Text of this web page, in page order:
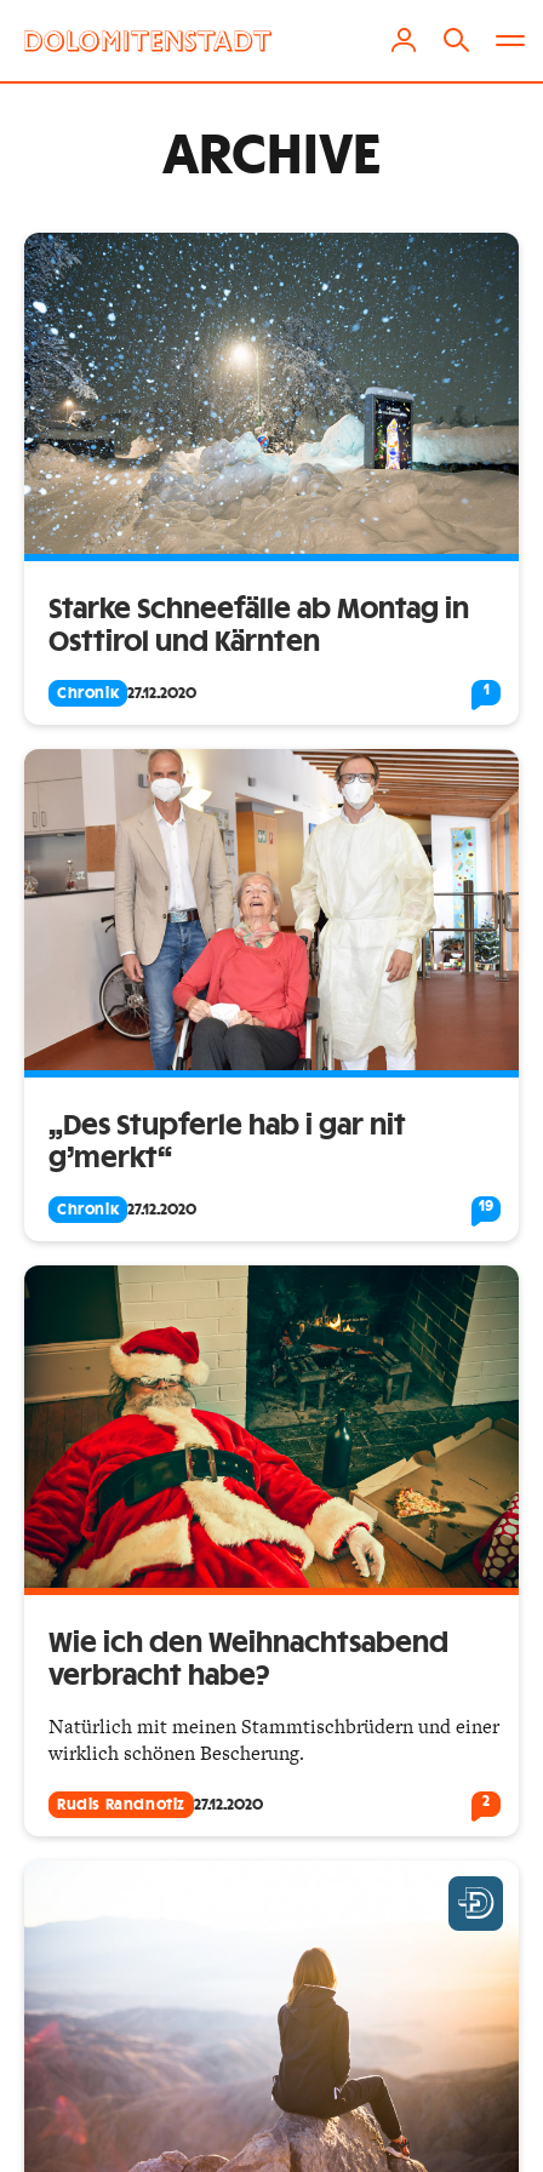
ARCHIVE
Starke Schneefälle ab Montag in
Osttirol und Kärnten
Chronik 27.12.2020 1
„Des Stupferle hab i gar nit
g’merkt“
Chronik 27.12.2020 19
Wie ich den Weihnachtsabend
verbracht habe?
Natürlich mit meinen Stammtischbrüdern und einer
wirklich schönen Bescherung.
Rudis Randnotiz 27.12.2020 2